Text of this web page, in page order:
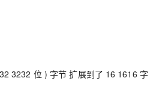
3232 位 ) 字节 扩展到了 16 1616 字